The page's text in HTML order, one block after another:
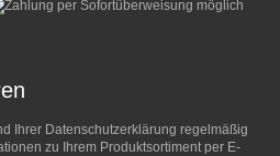
Ihrer Datenschutzerklärung regelmäßig
zu Ihrem Produktsortiment per E-